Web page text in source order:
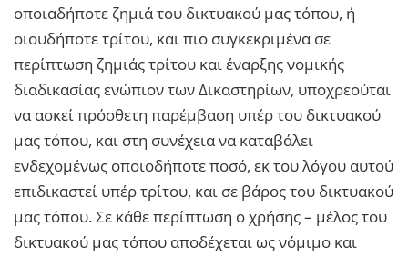
οποιαδήποτε ζημιά του δικτυακού μας τόπου, ή
οιουδήποτε τρίτου, και πιο συγκεκριμένα σε
περίπτωση ζημιάς τρίτου και έναρξης νομικής
διαδικασίας ενώπιον των Δικαστηρίων, υποχρεούται
να ασκεί πρόσθετη παρέμβαση υπέρ του δικτυακού
μας τόπου, και στη συνέχεια να καταβάλει
ενδεχομένως οποιοδήποτε ποσό, εκ του λόγου αυτού
επιδικαστεί υπέρ τρίτου, και σε βάρος του δικτυακού
μας τόπου. Σε κάθε περίπτωση ο χρήσης – μέλος του
δικτυακού μας τόπου αποδέχεται ως νόμιμο και